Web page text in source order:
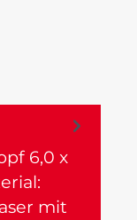
6,0 x
mit